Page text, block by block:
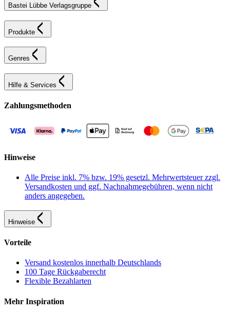
Bastei Lübbe Verlagsgruppe
Produkte
Genres
Hilfe & Services
Zahlungsmethoden
Hinweise
Alle Preise inkl. 7% bzw. 19% gesetzl. Mehrwertsteuer zzgl.
Versandkosten und ggf. Nachnahmegebühren, wenn nicht
anders angegeben.
Hinweise
Vorteile
Versand kostenlos innerhalb Deutschlands
100 Tage Rückgaberecht
Flexible Bezahlarten
Mehr Inspiration